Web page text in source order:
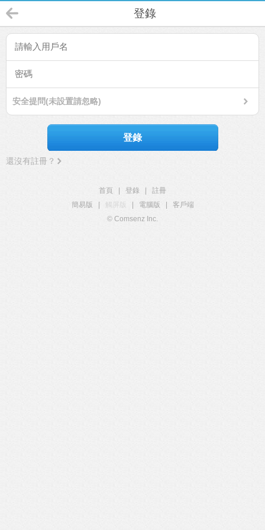
登錄
安全提問(未設置請忽略)
登錄
還沒有註冊？
首頁 登錄
註冊
簡易版
觸屏版 電腦版
客戶端
© Comsenz Inc.